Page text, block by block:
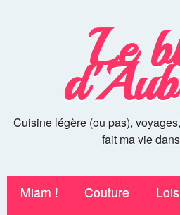
Le
Cuisine légère (ou pas),
fait ma vie
Miam ! Couture